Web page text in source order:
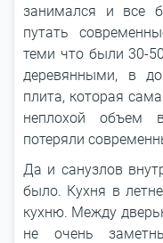
занимался и все
путать
теми что были 30-
деревянными, в
плита, которая
неплохой объем
потеряли
Да и санузлов
было. Кухня в
кухню. Между
не очень